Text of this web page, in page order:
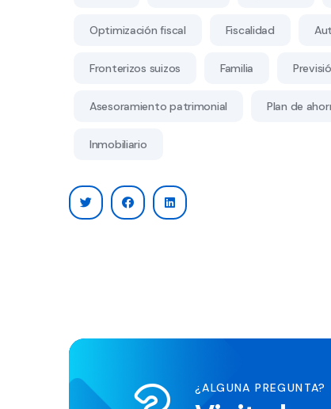
Optimización fiscal Fiscalidad
Fronterizos suizos Familia
Asesoramiento patrimonial Plan de
Inmobiliario
¿ALGUNA PREGUNTA?